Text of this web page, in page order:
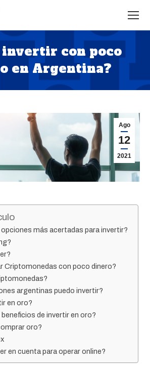
invertir con poco
en Argentina?
Estás aquí:
Ago
12
2021
más acertadas para invertir?
Criptomonedas con poco dinero?
argentinas puedo invertir?
en oro?
de invertir en oro?
oro?
en cuenta para operar online?